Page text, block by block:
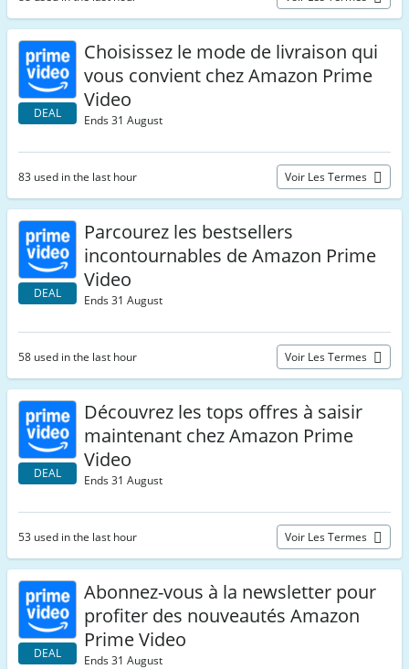
DEAL
Choisissez le mode de livraison qui
vous convient chez Amazon Prime
Video
Ends 31 August
83 used in the last hour Voir Les Termes
DEAL
Parcourez les bestsellers
incontournables de Amazon Prime
Video
Ends 31 August
58 used in the last hour Voir Les Termes
DEAL
Découvrez les tops offres à saisir
maintenant chez Amazon Prime
Video
Ends 31 August
53 used in the last hour Voir Les Termes
DEAL
Abonnez-vous à la newsletter pour
profiter des nouveautés Amazon
Prime Video
Ends 31 August